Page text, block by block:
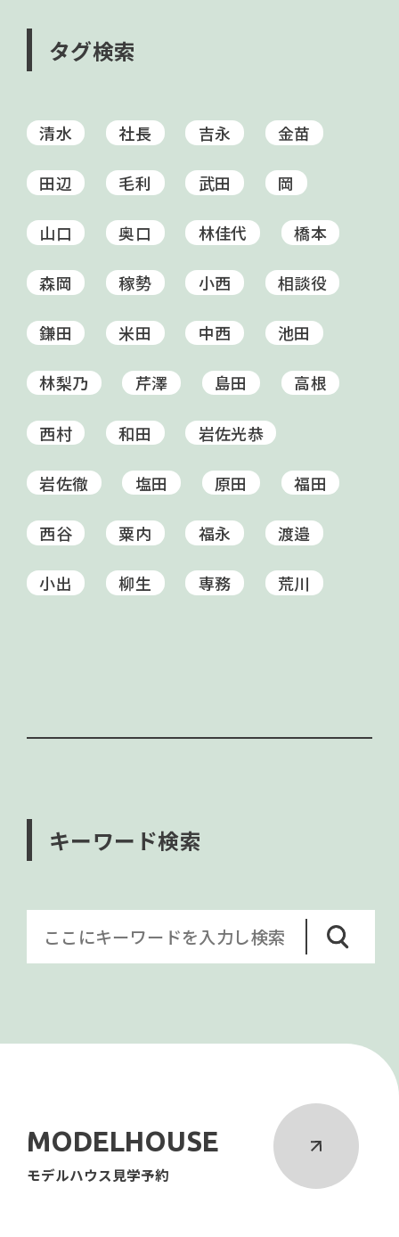
タグ検索
清水 社長 吉永 金苗
田辺 毛利 武田 岡
山口 奥口 林佳代 橋本
森岡 稼勢 小西 相談役
鎌田 米田 中西 池田
林梨乃 芹澤 島田 高根
西村 和田 岩佐光恭
岩佐徹 塩田 原田 福田
西谷 粟内 福永 渡邉
小出 柳生 専務 荒川
キーワード検索
MODELHOUSE
モデルハウス見学予約